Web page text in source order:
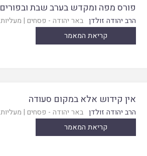
פורס מפה ומקדש בערב שבת ובפורים
הרב יהודה זולדן באר יהודה - פסחים | מעליות
קריאת המאמר
אין קידוש אלא במקום סעודה
הרב יהודה זולדן באר יהודה - פסחים | מעליות
קריאת המאמר